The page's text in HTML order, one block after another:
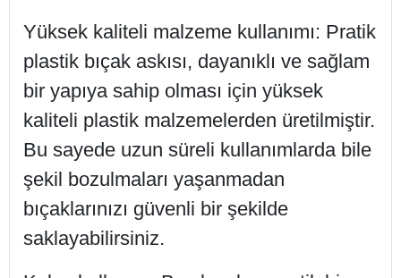
Yüksek kaliteli malzeme kullanımı: Pratik
plastik bıçak askısı, dayanıklı ve sağlam
bir yapıya sahip olması için yüksek
kaliteli plastik malzemelerden üretilmiştir.
Bu sayede uzun süreli kullanımlarda bile
şekil bozulmaları yaşanmadan
bıçaklarınızı güvenli bir şekilde
saklayabilirsiniz.